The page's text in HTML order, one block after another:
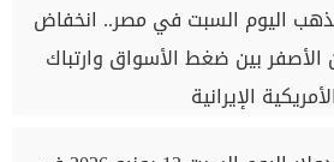
اليوم السبت في مصر.. انخفاض
الأصفر بين ضغط الأسواق وارتباك
الإيرانية